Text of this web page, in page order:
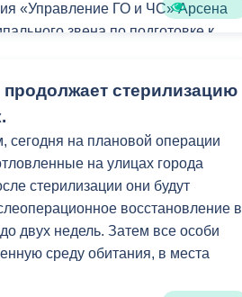
«Управление ГО и ЧС» Арсена
звена по подготовке к
перед началом
комиссионное
проходов через Терек,
и руслорегулировочные
сезонных паводков
совместно с республиканским
стерилизацию
сегодня на плановой операции
на улицах города
стерилизации они будут
восстановление в
двух недель. Затем все особи
среду обитания, в места